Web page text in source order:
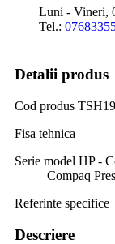
Luni - Vineri,
Tel.:
Detalii produs
Cod produs TSH19
Fisa tehnica
Serie model HP -
Compaq
Referinte specifice
Descriere